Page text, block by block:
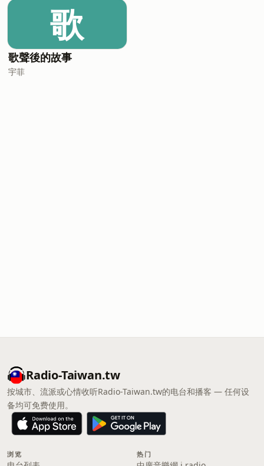
歌
歌聲後的故事
宇菲
Radio-Taiwan.tw
按城市、流派或心情收听Radio-Taiwan.tw的电台和播客 — 任何设
备均可免费使用。
浏览 热门